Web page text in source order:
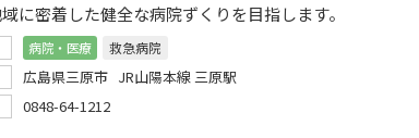
に密着した健全な病院ずくりを目指します。
病院・医療
救急病院
広島県三原市 JR山陽本線 三原駅
0848-64-1212